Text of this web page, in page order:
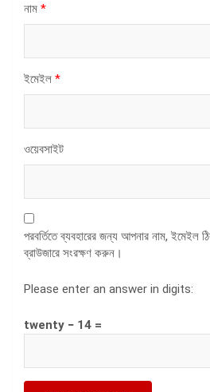
নাম *
ইমেইল *
ওয়েবসাইট
পরবর্তিতে ব্যবহারের জন্য আপনার নাম, ইমেইল
ব্রাউজারে সংরক্ষণ করুন।
Please enter an answer in digits:
twenty − 14 =